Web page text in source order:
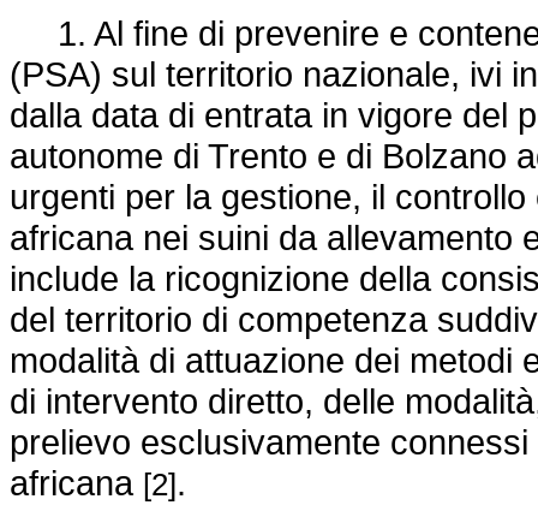
1. Al fine di prevenire e
(PSA) sul territorio nazionale, ivi
dalla data di entrata in vigore del
autonome di Trento e di Bolzano
urgenti per la gestione, il
africana nei suini da allevamento
include la ricognizione della
del territorio di competenza
modalità di attuazione dei metodi
di intervento diretto, delle
prelievo esclusivamente
africana [2].